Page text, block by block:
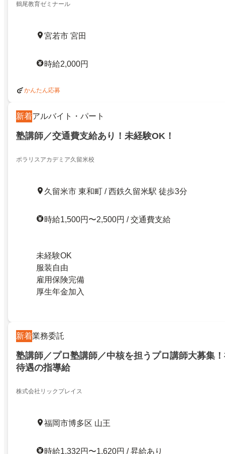
鶴尾教育ゼミナール
宮若市 宮田
時給2,000円
かんたん応募
新着アルバイト・パート
塾講師／交通費支給あり！未経験OK！
ポラリスアカデミア久留米校
久留米市 東和町 / 西鉄久留米駅 徒歩3分
時給1,500円〜2,500円 / 交通費支給
未経験OK
服装自由
雇用保険完備
厚生年金加入
新着業務委託
塾講師／プロ塾講師／中核を担うプロ講師大募集
待遇の指導給
株式会社リックプレイス
福岡市博多区 山王
時給1,332円〜1,620円 / 昇給あり